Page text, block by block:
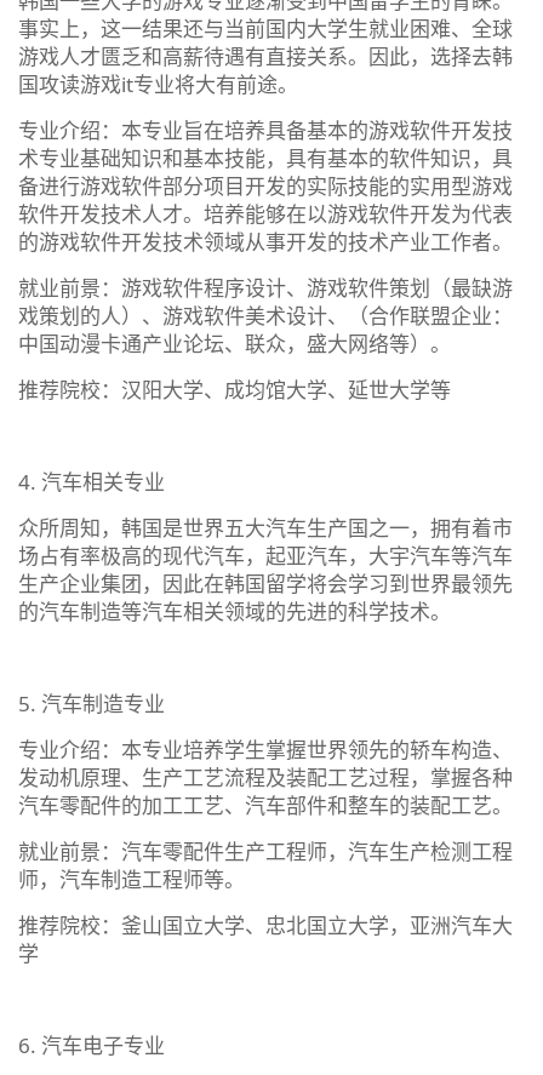
事实上，这一结果还与当前国内大学生就业困难、全球
游戏人才匮乏和高薪待遇有直接关系。因此，选择去韩
国攻读游戏it专业将大有前途。
专业介绍：本专业旨在培养具备基本的游戏软件开发技
术专业基础知识和基本技能，具有基本的软件知识，具
备进行游戏软件部分项目开发的实际技能的实用型游戏
软件开发技术人才。培养能够在以游戏软件开发为代表
的游戏软件开发技术领域从事开发的技术产业工作者。
就业前景：游戏软件程序设计、游戏软件策划（最缺游
戏策划的人）、游戏软件美术设计、（合作联盟企业：
中国动漫卡通产业论坛、联众，盛大网络等）。
推荐院校：汉阳大学、成均馆大学、延世大学等
4. 汽车相关专业
众所周知，韩国是世界五大汽车生产国之一，拥有着市
场占有率极高的现代汽车，起亚汽车，大宇汽车等汽车
生产企业集团，因此在韩国留学将会学习到世界最领先
的汽车制造等汽车相关领域的先进的科学技术。
5. 汽车制造专业
专业介绍：本专业培养学生掌握世界领先的轿车构造、
发动机原理、生产工艺流程及装配工艺过程，掌握各种
汽车零配件的加工工艺、汽车部件和整车的装配工艺。
就业前景：汽车零配件生产工程师，汽车生产检测工程
师，汽车制造工程师等。
推荐院校：釜山国立大学、忠北国立大学，亚洲汽车大
学
6. 汽车电子专业